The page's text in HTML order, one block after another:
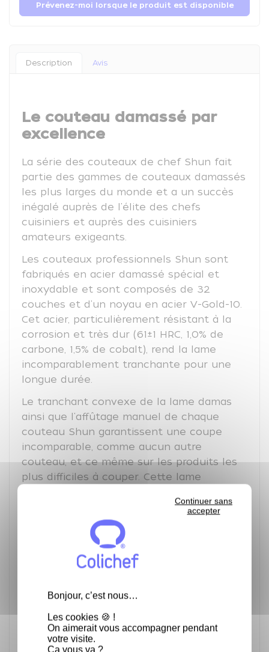
Bonjour, c’est nous…
Les cookies 🍪 !
On aimerait vous accompagner pendant
votre visite.
Ça vous va ?
Continuer sans
accepter
Prévenez-moi lorsque le produit est disponible
Description Avis
Le couteau damassé par
excellence
La série des couteaux de chef Shun fait
partie des gammes de couteaux damassés
les plus larges du monde et a un succès
inégalé auprès de l'élite des chefs
cuisiniers et auprès des cuisiniers
amateurs exigeants.
Les couteaux professionnels Shun sont
fabriqués en acier damassé spécial et
inoxydable et sont composés de 32
couches et d'un noyau en acier V-Gold-10.
Cet acier, particulièrement résistant à la
corrosion et très dur (61±1 HRC, 1,0% de
carbone, 1,5% de cobalt), rend la lame
incomparablement tranchante pour une
longue durée.
Le tranchant convexe de la lame damas
ainsi que l'affûtage manuel de chaque
couteau Shun garantissent une coupe
incomparable, comme aucun autre
couteau, et ce même sur les produits les
plus difficiles à couper. Cette lame
couteau, permet un travail sans fatigue.
Le raffinage de la belle veinure naturelle
de l´acier damassé confère à chaque
couteau Shun un caractère individuel.
pièce unique incomparable: une oeuvre d
´art qui associe art artisanal, technique et
design.
Conseil d'entretien :